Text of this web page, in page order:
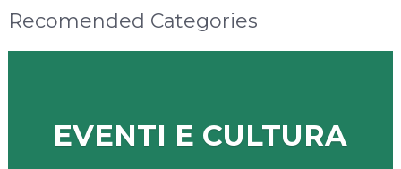
Recomended Categories
EVENTI E CULTURA